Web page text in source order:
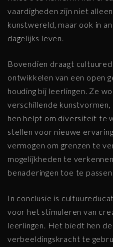
vaardigheden zijn niet
kunstwereld, maar ook in
dagelijks leven.
Bovendien draagt
ontwikkelen van een open
houding bij leerlingen. Ze
verschillende
hen helpt om diversiteit te
stellen voor nieuwe
vermogen om grenzen te
mogelijkheden te
benaderingen toe te passen.
In conclusie is
voor het stimuleren van
leerlingen. Het biedt hen
verbeeldingskracht te